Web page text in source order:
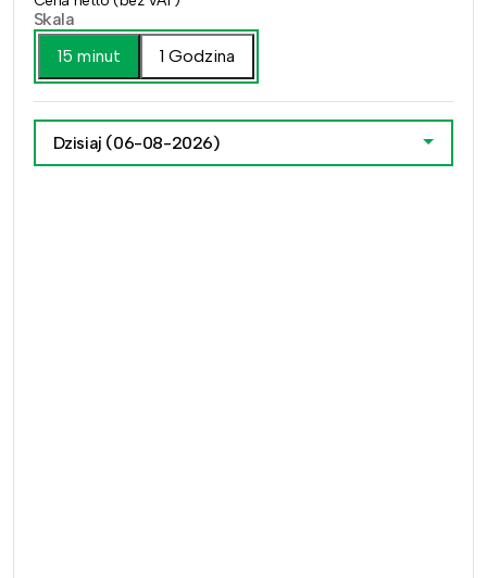
Skala
15 minut
1 Godzina
Dzisiaj (06-08-2026)